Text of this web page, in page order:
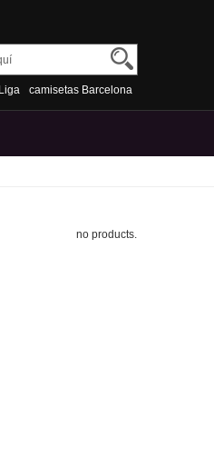
camisetas Barcelona
no products.